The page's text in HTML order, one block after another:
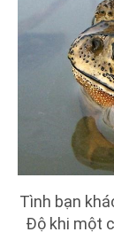
Tình bạn
Độ khi một